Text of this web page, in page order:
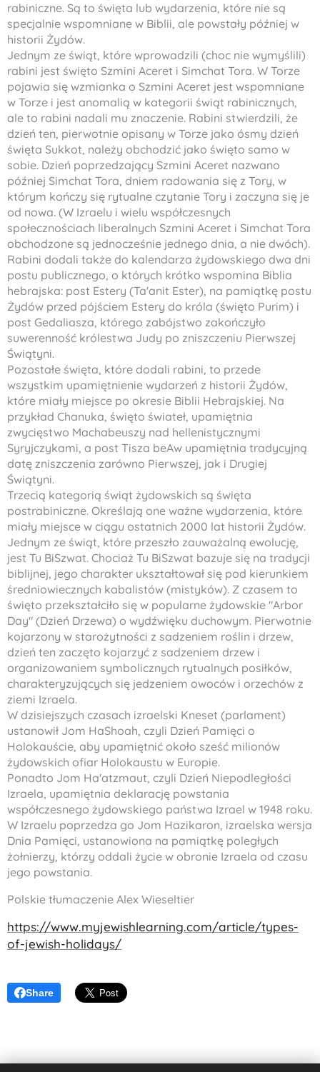
rabiniczne. Są to święta lub wydarzenia, które nie są
specjalnie wspomniane w Biblii, ale powstały później w
historii Żydów.
Jednym ze świąt, które wprowadzili (choc nie wymyślili)
rabini jest święto Szmini Aceret i Simchat Tora. W Torze
pojawia się wzmianka o Szmini Aceret jest wspomniane
w Torze i jest anomalią w kategorii świąt rabinicznych,
ale to rabini nadali mu znaczenie. Rabini stwierdzili, że
dzień ten, pierwotnie opisany w Torze jako ósmy dzień
święta Sukkot, należy obchodzić jako święto samo w
sobie. Dzień poprzedzający Szmini Aceret nazwano
później Simchat Tora, dniem radowania się z Tory, w
którym kończy się rytualne czytanie Tory i zaczyna się je
od nowa. (W Izraelu i wielu współczesnych
społecznościach liberalnych Szmini Aceret i Simchat Tora
obchodzone są jednocześnie jednego dnia, a nie dwóch).
Rabini dodali także do kalendarza żydowskiego dwa dni
postu publicznego, o których krótko wspomina Biblia
hebrajska: post Estery (Ta'anit Ester), na pamiątkę postu
Żydów przed pójściem Estery do króla (święto Purim) i
post Gedaliasza, którego zabójstwo zakończyło
suwerenność królestwa Judy po zniszczeniu Pierwszej
Świątyni.
Pozostałe święta, które dodali rabini, to przede
wszystkim upamiętnienie wydarzeń z historii Żydów,
które miały miejsce po okresie Biblii Hebrajskiej. Na
przykład Chanuka, święto świateł, upamiętnia
zwycięstwo Machabeuszy nad hellenistycznymi
Syryjczykami, a post Tisza beAw upamiętnia tradycyjną
datę zniszczenia zarówno Pierwszej, jak i Drugiej
Świątyni.
Trzecią kategorią świąt żydowskich są święta
postrabiniczne. Określają one ważne wydarzenia, które
miały miejsce w ciągu ostatnich 2000 lat historii Żydów.
Jednym ze świąt, które przeszło zauważalną ewolucję,
jest Tu BiSzwat. Chociaż Tu BiSzwat bazuje się na tradycji
biblijnej, jego charakter ukształtował się pod kierunkiem
średniowiecznych kabalistów (mistyków). Z czasem to
święto przekształciło się w popularne żydowskie "Arbor
Day" (Dzień Drzewa) o wydźwięku duchowym. Pierwotnie
kojarzony w starożytności z sadzeniem roślin i drzew,
dzień ten zaczęto kojarzyć z sadzeniem drzew i
organizowaniem symbolicznych rytualnych posiłków,
charakteryzujących się jedzeniem owoców i orzechów z
ziemi Izraela.
W dzisiejszych czasach izraelski Kneset (parlament)
ustanowił Jom HaShoah, czyli Dzień Pamięci o
Holokauście, aby upamiętnić około sześć milionów
żydowskich ofiar Holokaustu w Europie.
Ponadto Jom Ha'atzmaut, czyli Dzień Niepodległości
Izraela, upamiętnia deklarację powstania
współczesnego żydowskiego państwa Izrael w 1948 roku.
W Izraelu poprzedza go Jom Hazikaron, izraelska wersja
Dnia Pamięci, ustanowiona na pamiątkę poległych
żołnierzy, którzy oddali życie w obronie Izraela od czasu
jego powstania.
Polskie tłumaczenie Alex Wieseltier
https://www.myjewishlearning.com/article/types-
of-jewish-holidays/
Share